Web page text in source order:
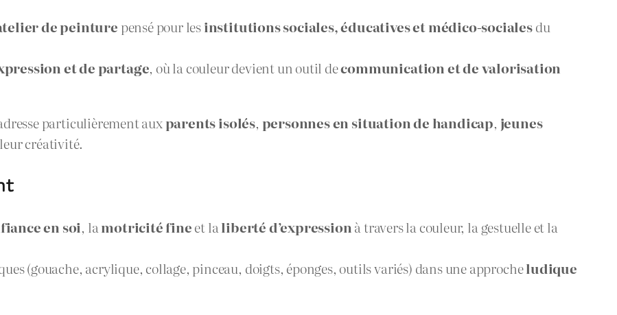
de peinture pensé pour lesinstitutions sociales, éducatives et médico-socialesdu
et de partage, où la couleur devient un outil decommunication et de valorisation
particulièrement auxparents isolés, personnes en situation de handicap, jeunes
créativité.
en soi, lamotricité fineet laliberté d’expressionà travers la couleur, la gestuelle et la
(gouache, acrylique, collage, pinceau, doigts, éponges, outils variés) dans une approcheludique